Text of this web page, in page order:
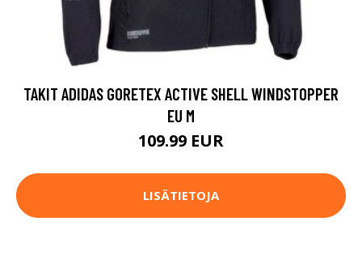
TAKIT ADIDAS GORETEX ACTIVE SHELL WINDSTOPPER
EU M
109.99 EUR
LISÄTIETOJA